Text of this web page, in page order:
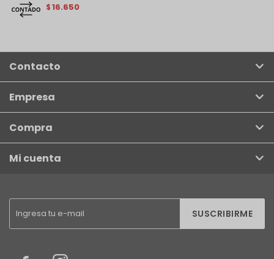
$16.650
SUSCRIBIRME
Contacto
Empresa
Compra
Mi cuenta